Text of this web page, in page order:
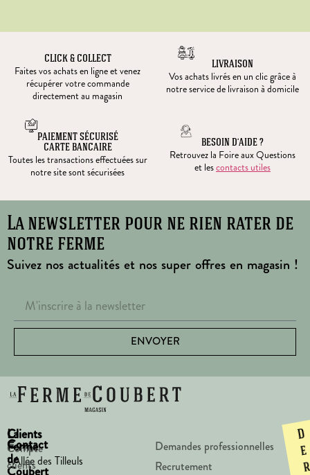
CLICK & COLLECT
Faites vos achats en ligne et venez
récupérer votre commande
directement au magasin
LIVRAISON
Vos achats livrés en un clic grâce à
notre service de livraison à domicile
PAIEMENT SÉCURISÉ
CARTE BANCAIRE
Toutes les transactions effectuées sur
notre site sont sécurisées
BESOIN D’AIDE ?
Retrouvez la Foire aux Questions
et lescontacts utiles
La newsletter pour ne rien rater de
notre ferme
Suivez nos actualités et nos super offres en magasin !
ENVOYER
La
Ferme
de
Clients
Compte
clients
Contact
1 Allée des Tilleuls
Demandes professionnelles
Recrutement
D
e